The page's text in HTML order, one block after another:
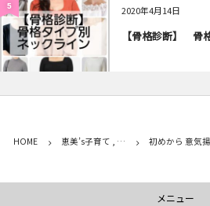
5 2020年4月14日
【骨格診断】 骨
HOME 恵美’s子育て , … 初めから 意気
メニュー